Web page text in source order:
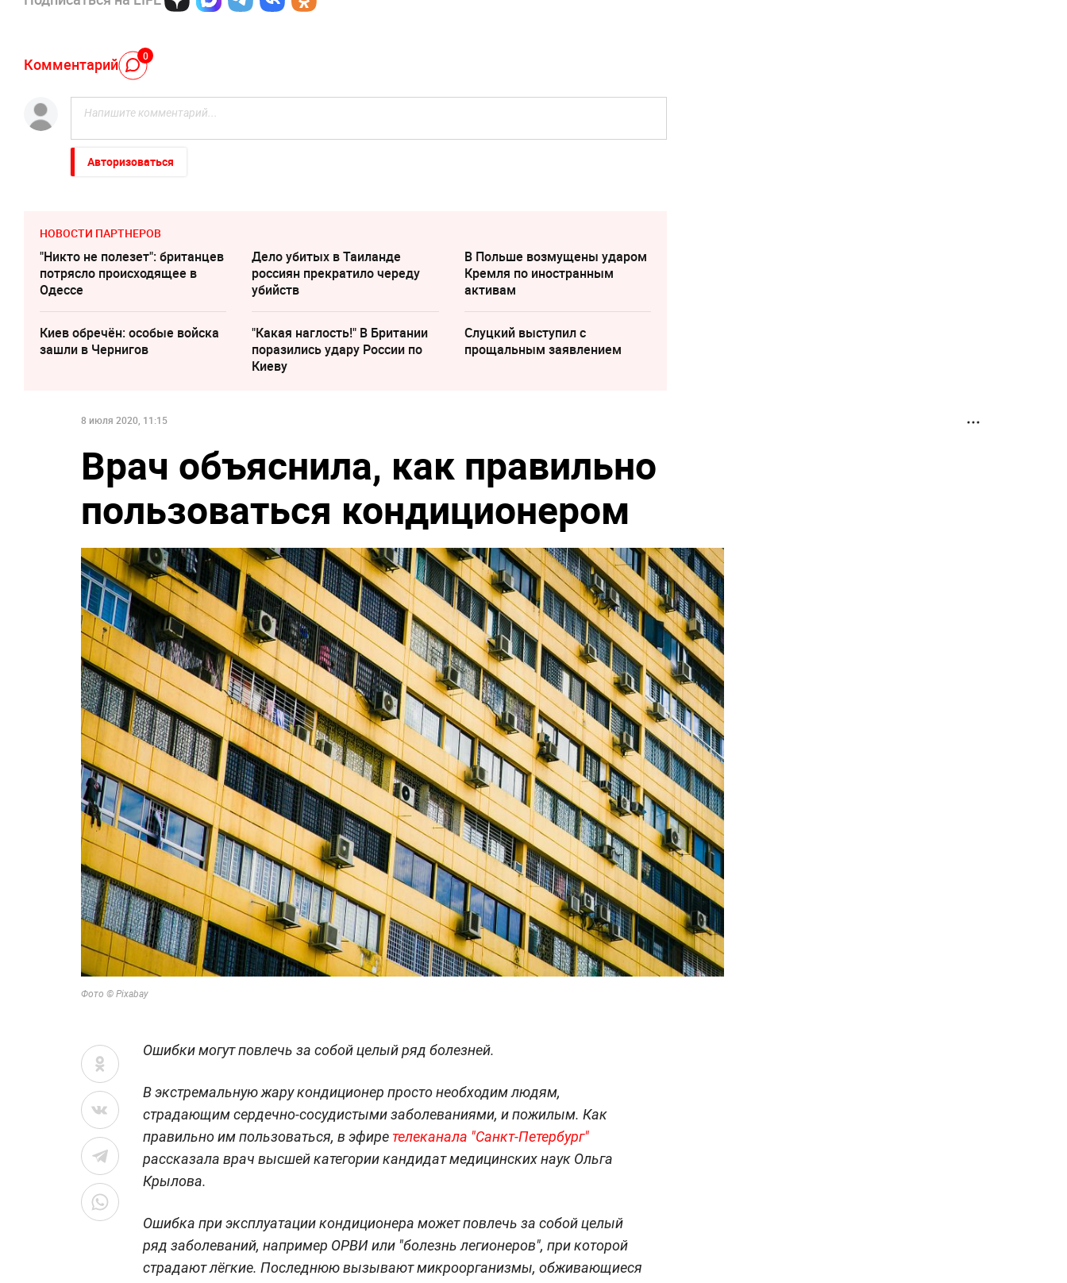
Комментарий 0
Авторизоваться
НОВОСТИ ПАРТНЕРОВ
"Никто не полезет": британцев
потрясло происходящее в
Одессе
Дело убитых в Таиланде
россиян прекратило череду
убийств
В Польше возмущены ударом
Кремля по иностранным
активам
Киев обречён: особые войска
зашли в Чернигов
"Какая наглость!" В Британии
поразились удару России по
Киеву
Слуцкий выступил с
прощальным заявлением
8 июля 2020, 11:15
Врач объяснила, как правильно
пользоваться кондиционером
Фото © Pixabay
Ошибки могут повлечь за собой целый ряд болезней.
В экстремальную жару кондиционер просто необходим людям,
страдающим сердечно-сосудистыми заболеваниями, и пожилым. Как
правильно им пользоваться, в эфире телеканала "Санкт-Петербург"
рассказала врач высшей категории кандидат медицинских наук Ольга
Крылова.
Ошибка при эксплуатации кондиционера может повлечь за собой целый
ряд заболеваний, например ОРВИ или "болезнь легионеров", при которой
страдают лёгкие. Последнюю вызывают микроорганизмы, обживающиеся